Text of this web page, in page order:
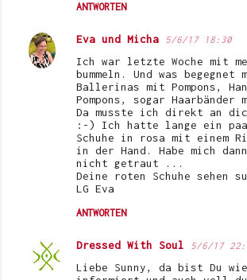
ANTWORTEN
Eva und Micha 5/6/17 18:30
Ich war letzte Woche mit
bummeln. Und was begegnet
Ballerinas mit Pompons,
Pompons, sogar Haarbänder
Da musste ich direkt an
:-) Ich hatte lange ein
Schuhe in rosa mit einem
in der Hand. Habe mich
nicht getraut ...
Deine roten Schuhe sehen
LG Eva
ANTWORTEN
Dressed With Soul 5/6/17
Liebe Sunny, da bist Du